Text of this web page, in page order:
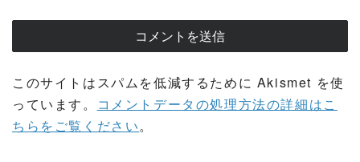
このサイトはスパムを低減するために Akismet を使
っています。
コメントデータの処理方法の詳細はこ
ちらをご覧ください。